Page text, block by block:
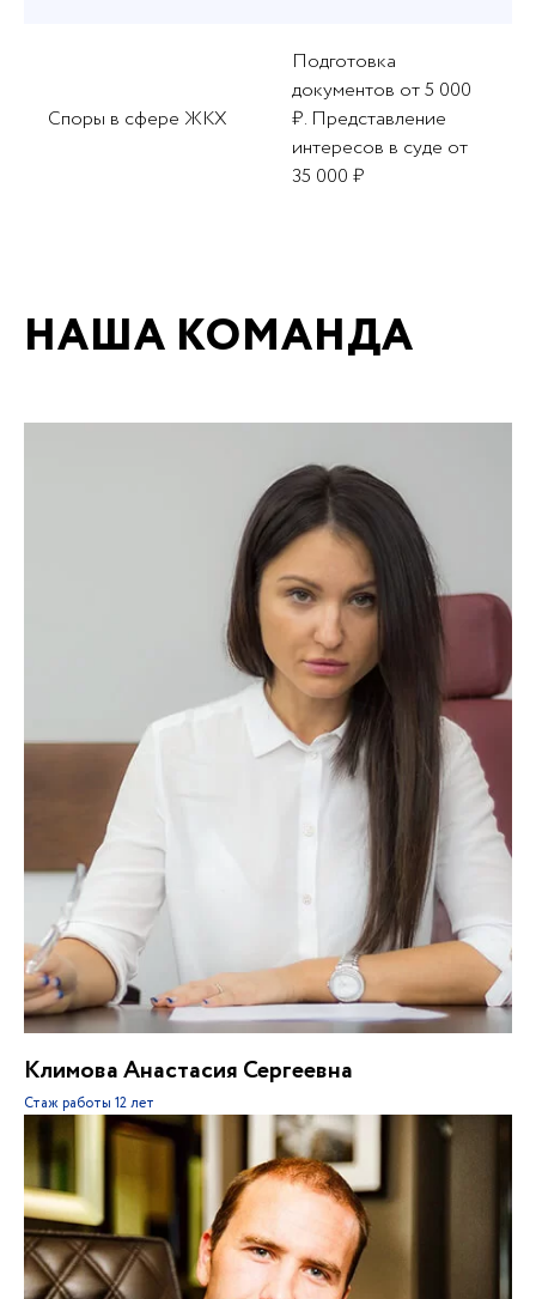
Споры в сфере ЖКХ
Подготовка
документов от 5 000
₽. Представление
интересов в суде от
35 000 ₽
НАША КОМАНДА
Климова Анастасия Сергеевна
Стаж работы 12 лет